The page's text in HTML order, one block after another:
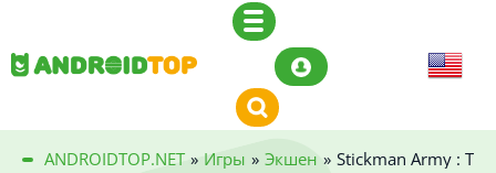
ANDROIDTOP.NET » Игры » Экшен » Stickman Army : The